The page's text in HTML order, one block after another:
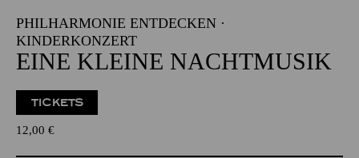
PHILHARMONIE ENTDECKEN ·
KINDERKONZERT
EINE KLEINE NACHTMUSIK
TICKETS
12,00 €